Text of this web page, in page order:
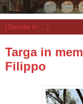
Targa in
Filippo